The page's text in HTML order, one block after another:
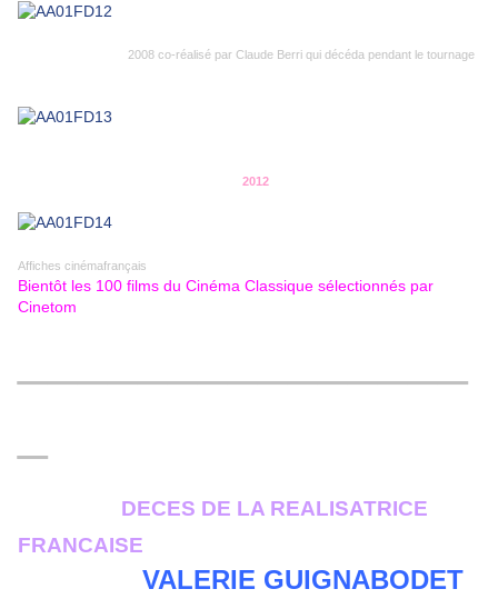
2008 co-réalisé par Claude Berri qui décéda pendant le tournage
2012
Affiches cinémafrançais
Bientôt les 100 films du Cinéma Classique sélectionnés par
Cinetom
DECES DE LA REALISATRICE
FRANCAISE
VALERIE GUIGNABODET